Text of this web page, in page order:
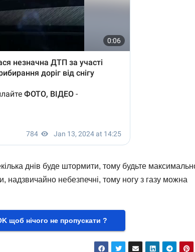
днів буде штормити, тому будьте
надзвичайно небезпечні, тому ногу з газу можна
щоб нічого не пропускати ?